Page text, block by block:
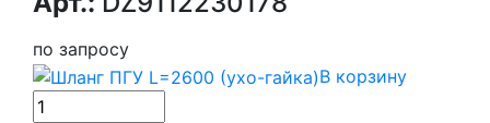
по запросу
В корзину